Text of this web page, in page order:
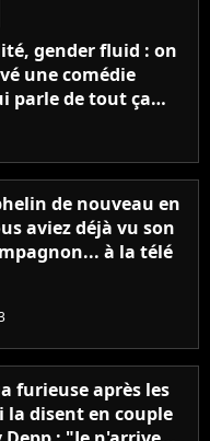
gender fluid : on
une comédie
parle de tout ça
ringarde
de nouveau en
aviez déjà vu son
à la télé
furieuse après les
la disent en couple